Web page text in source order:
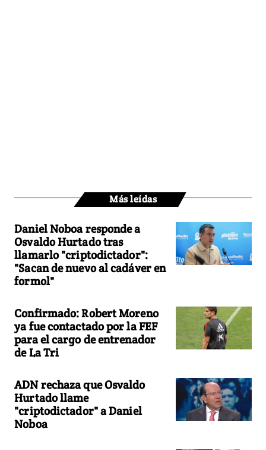
Más leídas
Daniel Noboa responde a
Osvaldo Hurtado tras
llamarlo "criptodictador":
"Sacan de nuevo al cadáver en
formol"
Confirmado: Robert Moreno
ya fue contactado por la FEF
para el cargo de entrenador
de La Tri
ADN rechaza que Osvaldo
Hurtado llame
"criptodictador" a Daniel
Noboa